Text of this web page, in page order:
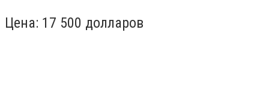
Цена: 17 500 долларов